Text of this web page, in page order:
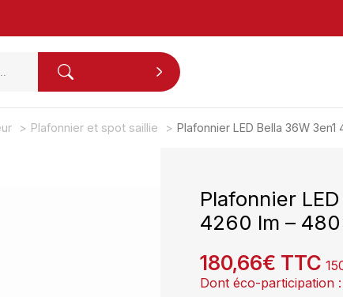
Plafonnier et spot saillie Plafonnier LED Bella 36W
Plafonnier
4260 lm –
180,66€ TTC
Dont éco-participation